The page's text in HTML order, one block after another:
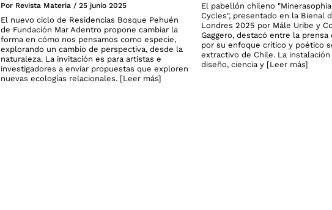
Por Revista Materia / 25 junio 2025
El nuevo ciclo de Residencias Bosque Pehuén
de Fundación Mar Adentro propone cambiar la
forma en cómo nos pensamos como especie,
explorando un cambio de perspectiva, desde la
naturaleza. La invitación es para artistas e
investigadores a enviar propuestas que exploren
nuevas ecologías relacionales. [Leer más]
El pabellón chileno
Cycles", presentado en la Bienal
Londres 2025 por Mále Uribe y
Gaggero, destacó entre la prensa
por su enfoque crítico y poético
extractivo de Chile. La
diseño, ciencia y [Leer más]